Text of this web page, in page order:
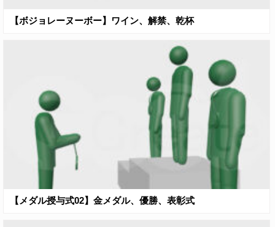
【ボジョレーヌーボー】ワイン、解禁、乾杯
【メダル授与式02】金メダル、優勝、表彰式